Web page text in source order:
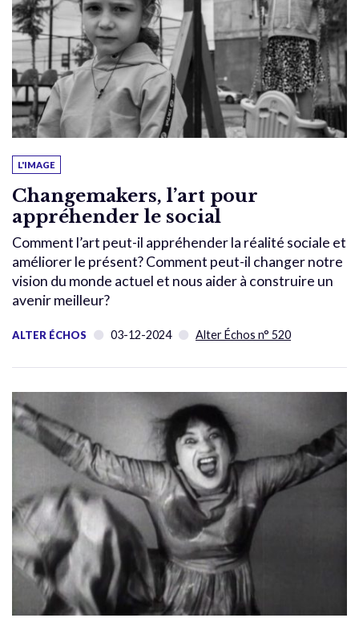
L'IMAGE
Changemakers, l’art pour
appréhender le social
Comment l’art peut-il appréhender la réalité sociale et
améliorer le présent? Comment peut-il changer notre
vision du monde actuel et nous aider à construire un
avenir meilleur?
ALTER ÉCHOS 03-12-2024 Alter Échos n° 520